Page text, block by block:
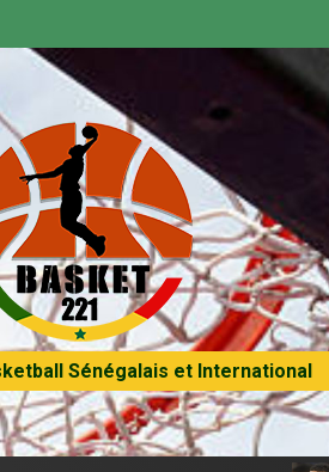
Sénégalais et International